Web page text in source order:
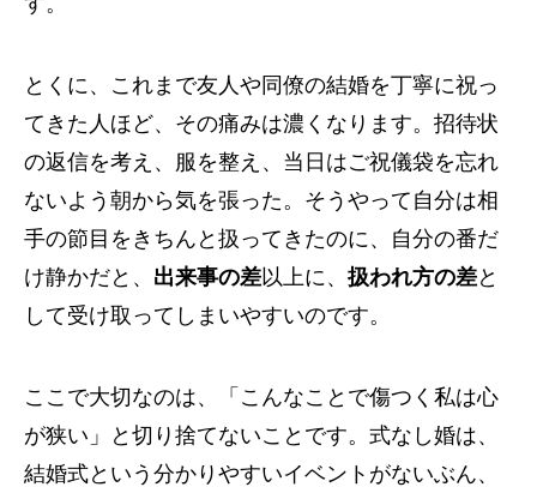
とくに、これまで友人や同僚の結婚を丁寧に祝っ
てきた人ほど、その痛みは濃くなります。招待状
の返信を考え、服を整え、当日はご祝儀袋を忘れ
ないよう朝から気を張った。そうやって自分は相
手の節目をきちんと扱ってきたのに、自分の番だ
け静かだと、 出来事の差以上に、 扱われ方の差と
して受け取ってしまいやすいのです。
ここで大切なのは、「こんなことで傷つく私は心
が狭い」と切り捨てないことです。式なし婚は、
結婚式という分かりやすいイベントがないぶん、